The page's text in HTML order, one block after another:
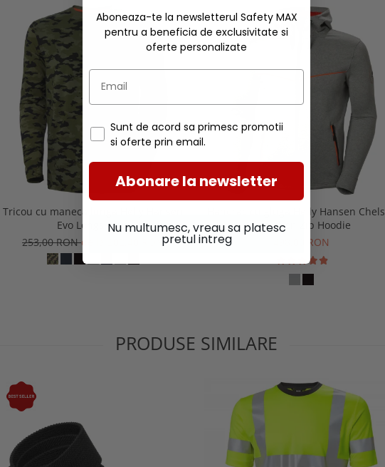
Tricou cu maneca lunga Helly Hansen
Evo Longsleeve
253,00 RONde la 202,40 RON
Hanorac cu gluga Helly Hansen
Evolution Zip Hoodie
498,00 RON
PRODUSE SIMILARE
Aboneaza-te la newsletterul Safety MAX
pentru a beneficia de exclusivitate si
oferte personalizate
Sunt de acord sa primesc promotii
si oferte prin email.
Abonare la newsletter
Nu multumesc, vreau sa platesc
pretul intreg